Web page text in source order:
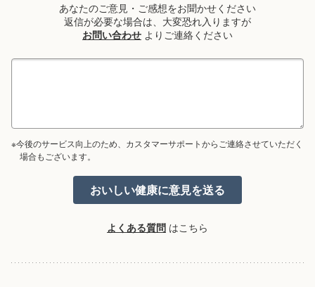
あなたのご意見・ご感想をお聞かせください
返信が必要な場合は、大変恐れ入りますが
お問い合わせ よりご連絡ください
※今後のサービス向上のため、カスタマーサポートからご連絡させていただく
場合もございます。
よくある質問 はこちら